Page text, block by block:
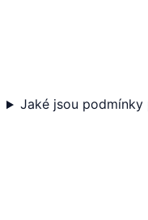
Jaké jsou podmínky